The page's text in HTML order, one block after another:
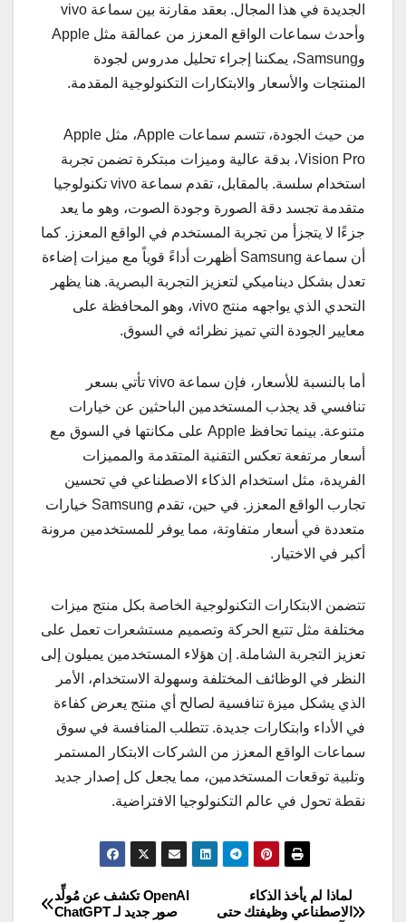
الجديدة في هذا المجال. بعقد مقارنة بين سماعة vivo
وأحدث سماعات الواقع المعزز من عمالقة مثل Apple
وSamsung، يمكننا إجراء تحليل مدروس لجودة
المنتجات والأسعار والابتكارات التكنولوجية المقدمة.
من حيث الجودة، تتسم سماعات Apple، مثل Apple
Vision Pro، بدقة عالية وميزات مبتكرة تضمن تجربة
استخدام سلسة. بالمقابل، تقدم سماعة vivo تكنولوجيا
متقدمة تجسد دقة الصورة وجودة الصوت، وهو ما يعد
جزءًا لا يتجزأ من تجربة المستخدم في الواقع المعزز. كما
أن سماعة Samsung أظهرت أداءً قوياً مع ميزات إضاءة
تعدل بشكل ديناميكي لتعزيز التجربة البصرية. هنا يظهر
التحدي الذي يواجهه منتج vivo، وهو المحافظة على
معايير الجودة التي تميز نظرائه في السوق.
أما بالنسبة للأسعار، فإن سماعة vivo تأتي بسعر
تنافسي قد يجذب المستخدمين الباحثين عن خيارات
متنوعة. بينما تحافظ Apple على مكانتها في السوق مع
أسعار مرتفعة تعكس التقنية المتقدمة والمميزات
الفريدة، مثل استخدام الذكاء الاصطناعي في تحسين
تجارب الواقع المعزز. في حين، تقدم Samsung خيارات
متعددة في أسعار متفاوتة، مما يوفر للمستخدمين مرونة
أكبر في الاختيار.
تتضمن الابتكارات التكنولوجية الخاصة بكل منتج ميزات
مختلفة مثل تتبع الحركة وتصميم مستشعرات تعمل على
تعزيز التجربة الشاملة. إن هؤلاء المستخدمين يميلون إلى
النظر في الوظائف المختلفة وسهولة الاستخدام، الأمر
الذي يشكل ميزة تنافسية لصالح أي منتج يعرض كفاءة
في الأداء وابتكارات جديدة. تتطلب المنافسة في سوق
سماعات الواقع المعزز من الشركات الابتكار المستمر
وتلبية توقعات المستخدمين، مما يجعل كل إصدار جديد
نقطة تحول في عالم التكنولوجيا الافتراضية.
تصفّح
OpenAI تكشف عن مُولِّد
صور جديد لـ ChatGPT
لماذا لم يأخذ الذكاء
الاصطناعي وظيفتك حتى